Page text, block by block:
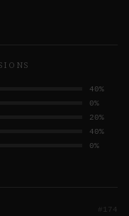
40%
0%
20%
40%
0%
174